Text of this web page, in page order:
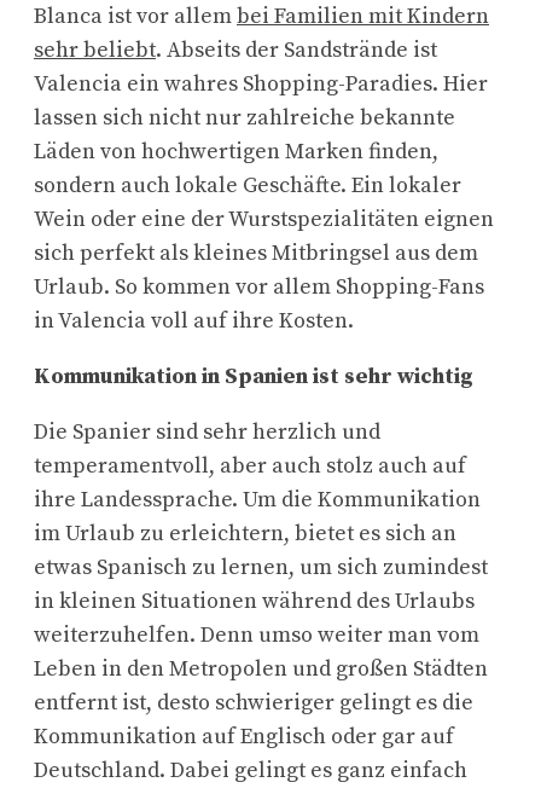
Blanca ist vor allembei Familien mit Kindern
sehr beliebt. Abseits der Sandstrände ist
Valencia ein wahres Shopping-Paradies. Hier
lassen sich nicht nur zahlreiche bekannte
Läden von hochwertigen Marken finden,
sondern auch lokale Geschäfte. Ein lokaler
Wein oder eine der Wurstspezialitäten eignen
sich perfekt als kleines Mitbringsel aus dem
Urlaub. So kommen vor allem Shopping-Fans
in Valencia voll auf ihre Kosten.
Kommunikation in Spanien ist sehr wichtig
Die Spanier sind sehr herzlich und
temperamentvoll, aber auch stolz auch auf
ihre Landessprache. Um die Kommunikation
im Urlaub zu erleichtern, bietet es sich an
etwas Spanisch zu lernen, um sich zumindest
in kleinen Situationen während des Urlaubs
weiterzuhelfen. Denn umso weiter man vom
Leben in den Metropolen und großen Städten
entfernt ist, desto schwieriger gelingt es die
Kommunikation auf Englisch oder gar auf
Deutschland. Dabei gelingt es ganz einfach